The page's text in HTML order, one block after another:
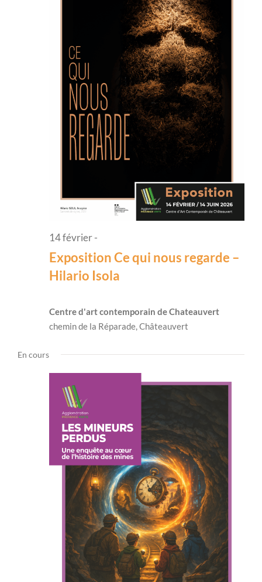
Exposition Ce qui nous regarde –
Hilario Isola
14 février -
Centre d'art contemporain de Chateauvert
chemin de la Réparade, Châteauvert
En cours